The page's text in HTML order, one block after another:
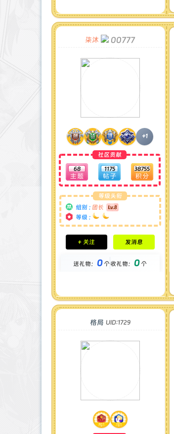
柒沐 00777
+1
社区贡献
68 1175 38755
等级头衔
组别 : 团长
等级 :
积分成就
钻石 : 1 颗
金币 : 0 枚
+ 关注 发消息
送礼物： 0个收礼物： 0个
格局 UID:1729